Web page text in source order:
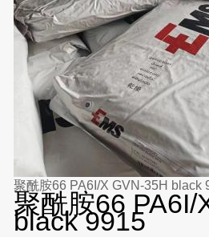
聚酰胺66 PA6I/X GVN-35H black
聚酰胺66 PA6I/
black 9915